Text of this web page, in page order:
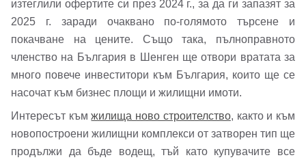
изтеглили офертите си през 2024 г., за да ги запазят за
2025 г. заради очаквано по-голямото търсене и
покачване на цените. Също така, пълноправното
членство на България в Шенген ще отвори вратата за
много повече инвеститори към България, които ще се
насочат към бизнес площи и жилищни имоти.
Интересът къмжилища ново строителство, както и към
новопостроени жилищни комплекси от затворен тип ще
продължи да бъде водещ, тъй като купувачите все